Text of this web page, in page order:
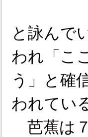
と詠んで
われ「こ
う」と確
われてい
芭蕉は